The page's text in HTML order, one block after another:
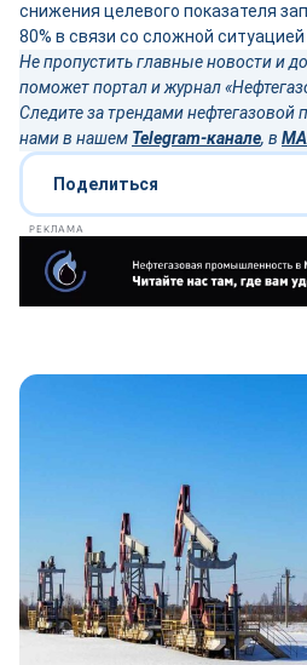
снижения целевого показателя
80% в связи со сложной ситуацией
Не пропустить главные новости и
поможет портал и журнал
Следите за трендами
нами в нашем Telegram-канале, в
Поделиться
РЕКЛАМА